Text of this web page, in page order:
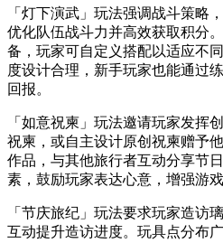
「灯下演武」玩法强调战斗策略
优化队伍战斗力并高效获取积分
备，玩家可自定义搭配以适应不
度设计合理，新手玩家也能通过
回报。
「如意祝柬」玩法邀请玩家发挥
祝柬，或自主设计原创祝柬赠予
作品，与其他旅行者互动分享节
素，鼓励玩家表达心意，增强游戏
「节庆旅纪」玩法要求玩家造访
互动提升造访进度。玩具点分布